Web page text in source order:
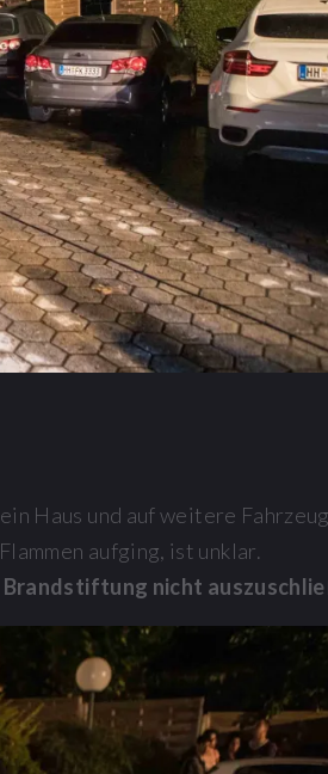
Haus und auf weitere
aufging, ist unklar.
nicht